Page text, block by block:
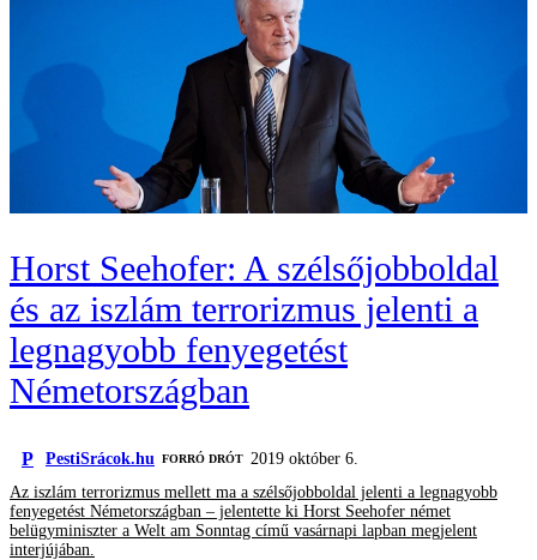
Horst Seehofer: A szélsőjobboldal
és az iszlám terrorizmus jelenti a
legnagyobb fenyegetést
Németországban
P PestiSrácok.hu FORRÓ DRÓT
2019 október 6.
Az iszlám terrorizmus mellett ma a szélsőjobboldal jelenti a legnagyobb
fenyegetést Németországban – jelentette ki Horst Seehofer német
belügyminiszter a Welt am Sonntag című vasárnapi lapban megjelent
interjújában.